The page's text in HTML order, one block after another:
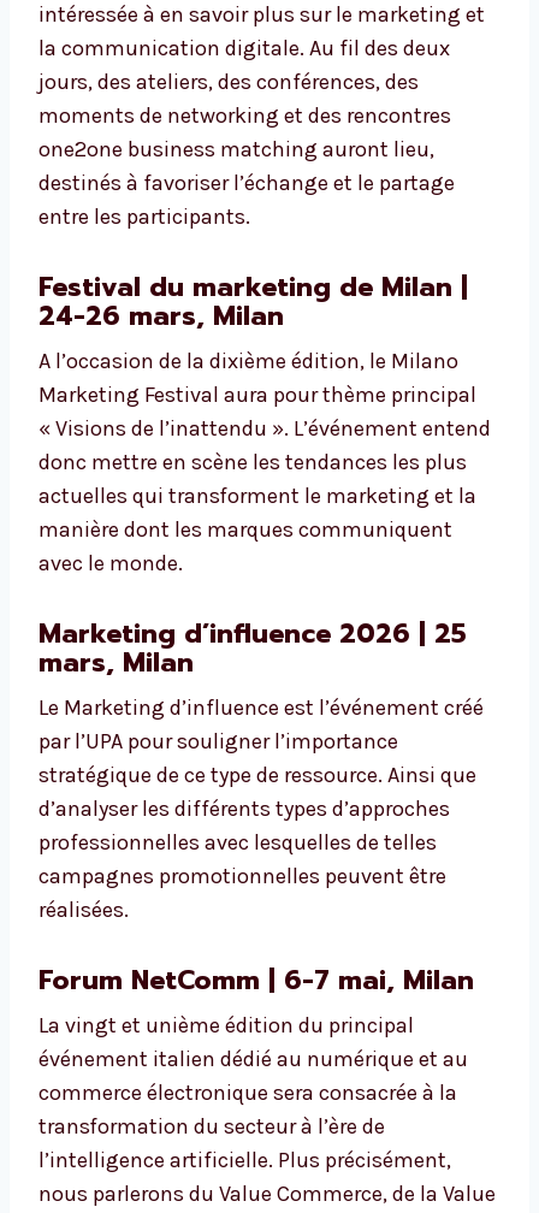
intéressée à en savoir plus sur le marketing et
la communication digitale. Au fil des deux
jours, des ateliers, des conférences, des
moments de networking et des rencontres
one2one business matching auront lieu,
destinés à favoriser l’échange et le partage
entre les participants.
Festival du marketing de Milan |
24-26 mars, Milan
A l’occasion de la dixième édition, le Milano
Marketing Festival aura pour thème principal
« Visions de l’inattendu ». L’événement entend
donc mettre en scène les tendances les plus
actuelles qui transforment le marketing et la
manière dont les marques communiquent
avec le monde.
Marketing d’influence 2026 | 25
mars, Milan
Le Marketing d’influence est l’événement créé
par l’UPA pour souligner l’importance
stratégique de ce type de ressource. Ainsi que
d’analyser les différents types d’approches
professionnelles avec lesquelles de telles
campagnes promotionnelles peuvent être
réalisées.
Forum NetComm | 6-7 mai, Milan
La vingt et unième édition du principal
événement italien dédié au numérique et au
commerce électronique sera consacrée à la
transformation du secteur à l’ère de
l’intelligence artificielle. Plus précisément,
nous parlerons du Value Commerce, de la Value